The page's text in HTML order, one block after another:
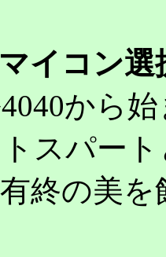
イコン選
から
スパー
終の美